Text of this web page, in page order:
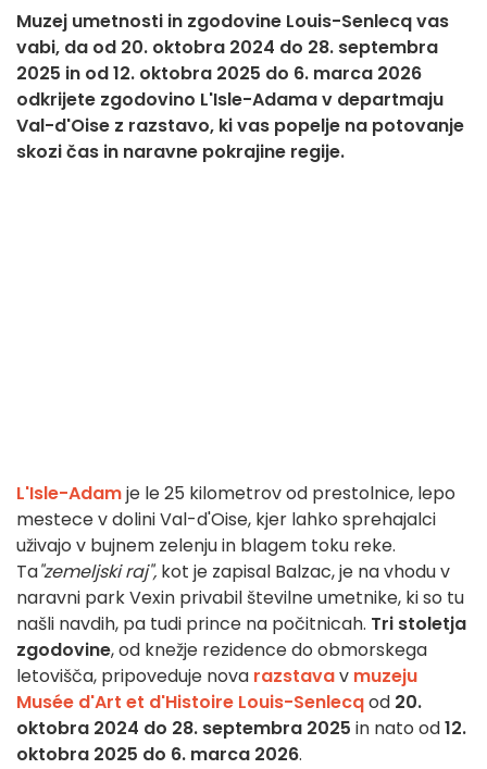
Muzej umetnosti in zgodovine Louis-Senlecq vas
vabi, da od 20. oktobra 2024 do 28. septembra
2025 in od 12. oktobra 2025 do 6. marca 2026
odkrijete zgodovino L'Isle-Adama v departmaju
Val-d'Oise z razstavo, ki vas popelje na potovanje
skozi čas in naravne pokrajine regije.
L'Isle-Adamje le 25 kilometrov od prestolnice, lepo
mestece v dolini Val-d'Oise, kjer lahko sprehajalci
uživajo v bujnem zelenju in blagem toku reke.
Ta"zemeljski raj", kot je zapisal Balzac, je na vhodu v
naravni park Vexin privabil številne umetnike, ki so tu
našli navdih, pa tudi prince na počitnicah. Tri stoletja
zgodovine, od knežje rezidence do obmorskega
letovišča, pripoveduje nova razstavav muzeju
Musée d'Art et d'Histoire Louis-Senlecqod 20.
oktobra 2024 do 28. septembra 2025 in nato od12.
oktobra 2025 do 6. marca 2026.